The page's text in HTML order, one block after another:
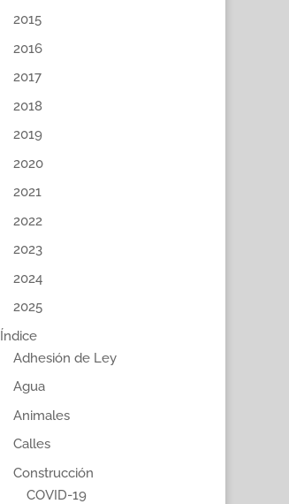
2015
2016
2017
2018
2019
2020
2021
2022
2023
2024
2025
Índice
Adhesión de Ley
Agua
Animales
Calles
Construcción
COVID-19